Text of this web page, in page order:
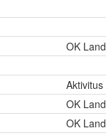
OK
Aktivitus
OK
OK